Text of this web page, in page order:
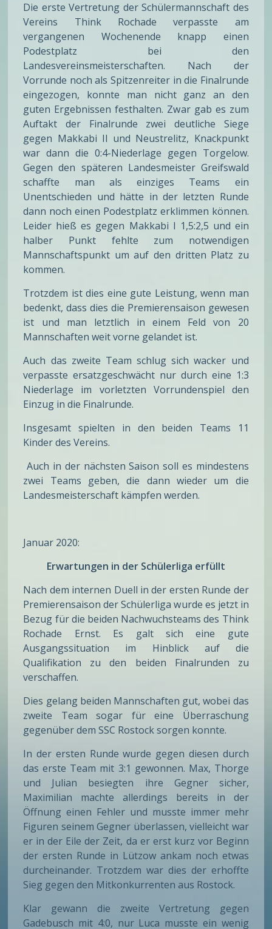
Die erste Vertretung der Schülermannschaft des
Vereins Think Rochade verpasste am
vergangenen Wochenende knapp einen
Podestplatz bei den
Landesvereinsmeisterschaften. Nach der
Vorrunde noch als Spitzenreiter in die Finalrunde
eingezogen, konnte man nicht ganz an den
guten Ergebnissen festhalten. Zwar gab es zum
Auftakt der Finalrunde zwei deutliche Siege
gegen Makkabi II und Neustrelitz, Knackpunkt
war dann die 0:4-Niederlage gegen Torgelow.
Gegen den späteren Landesmeister Greifswald
schaffte man als einziges Teams ein
Unentschieden und hätte in der letzten Runde
dann noch einen Podestplatz erklimmen können.
Leider hieß es gegen Makkabi I 1,5:2,5 und ein
halber Punkt fehlte zum notwendigen
Mannschaftspunkt um auf den dritten Platz zu
kommen.
Trotzdem ist dies eine gute Leistung, wenn man
bedenkt, dass dies die Premierensaison gewesen
ist und man letztlich in einem Feld von 20
Mannschaften weit vorne gelandet ist.
Auch das zweite Team schlug sich wacker und
verpasste ersatzgeschwächt nur durch eine 1:3
Niederlage im vorletzten Vorrundenspiel den
Einzug in die Finalrunde.
Insgesamt spielten in den beiden Teams 11
Kinder des Vereins.
Auch in der nächsten Saison soll es mindestens
zwei Teams geben, die dann wieder um die
Landesmeisterschaft kämpfen werden.
Januar 2020:
Erwartungen in der Schülerliga erfüllt
Nach dem internen Duell in der ersten Runde der
Premierensaison der Schülerliga wurde es jetzt in
Bezug für die beiden Nachwuchsteams des Think
Rochade Ernst. Es galt sich eine gute
Ausgangssituation im Hinblick auf die
Qualifikation zu den beiden Finalrunden zu
verschaffen.
Dies gelang beiden Mannschaften gut, wobei das
zweite Team sogar für eine Überraschung
gegenüber dem SSC Rostock sorgen konnte.
In der ersten Runde wurde gegen diesen durch
das erste Team mit 3:1 gewonnen. Max, Thorge
und Julian besiegten ihre Gegner sicher,
Maximilian machte allerdings bereits in der
Öffnung einen Fehler und musste immer mehr
Figuren seinem Gegner überlassen, vielleicht war
er in der Eile der Zeit, da er erst kurz vor Beginn
der ersten Runde in Lützow ankam noch etwas
durcheinander. Trotzdem war dies der erhoffte
Sieg gegen den Mitkonkurrenten aus Rostock.
Klar gewann die zweite Vertretung gegen
Gadebusch mit 4:0, nur Luca musste ein wenig